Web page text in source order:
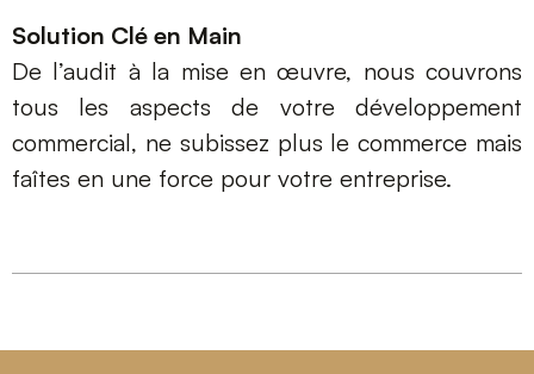
Solution Clé en Main
De l’audit à la mise en œuvre, nous couvrons
tous les aspects de votre développement
commercial, ne subissez plus le commerce mais
faîtes en une force pour votre entreprise.